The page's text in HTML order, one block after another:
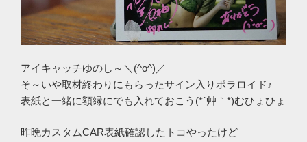
アイキャッチゆのし～＼(^o^)／
そ～いや取材終わりにもらったサイン入りポラロイド♪
表紙と一緒に額縁にでも入れておこう(*´艸｀*)むひょひょ
昨晩カスタムCAR表紙確認したトコやったけど